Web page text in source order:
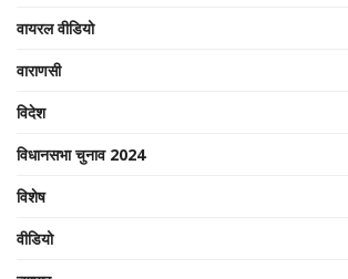
वायरल वीडियो
वाराणसी
विदेश
विधानसभा चुनाव 2024
विशेष
वीडियो